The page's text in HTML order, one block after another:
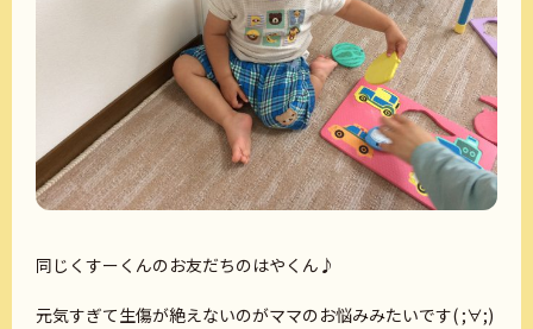
同じくすーくんのお友だちのはやくん♪
元気すぎて生傷が絶えないのがママのお悩みみたいです( ;∀;)